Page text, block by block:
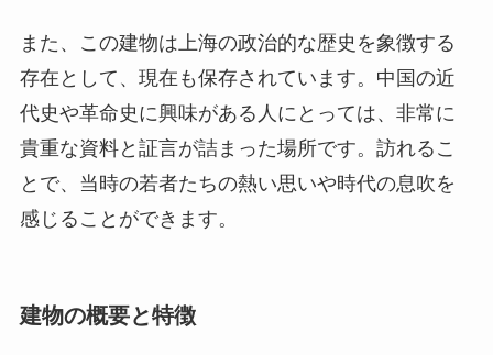
また、この建物は上海の政治的な歴史を象徴する
存在として、現在も保存されています。中国の近
代史や革命史に興味がある人にとっては、非常に
貴重な資料と証言が詰まった場所です。訪れるこ
とで、当時の若者たちの熱い思いや時代の息吹を
感じることができます。
建物の概要と特徴